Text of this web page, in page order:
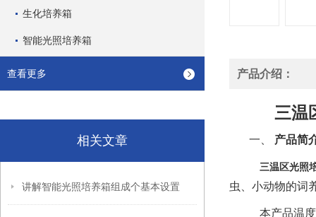
生化培养箱
智能光照培养箱
查看更多
相关文章
讲解智能光照培养箱组成个基本设置
产品介绍：
三温
一、 产品简
三温区光照
虫、小动物的词
本产品温